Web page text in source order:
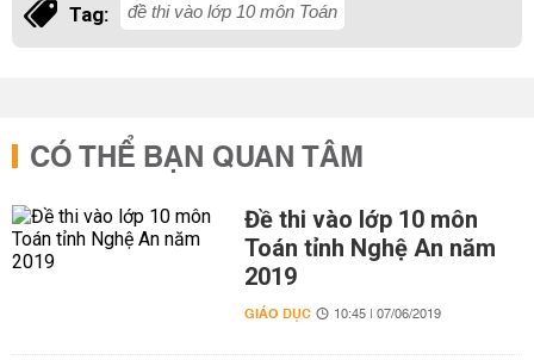
Tag: đề thi vào lớp 10 môn Toán
CÓ THỂ BẠN QUAN TÂM
Đề thi vào lớp 10 môn
Toán tỉnh Nghệ An năm
2019
GIÁO DỤC 10:45 | 07/06/2019